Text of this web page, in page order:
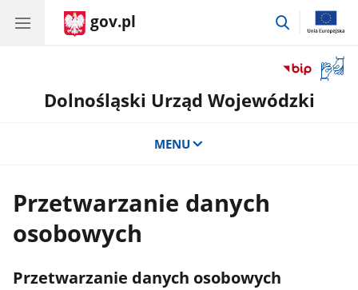
gov.pl
przejdź
okno
Dolnośląski Urząd Wojewódzki
MENU
Przetwarzanie danych
osobowych
Przetwarzanie danych osobowych